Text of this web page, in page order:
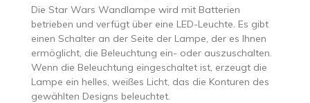
Die Star Wars Wandlampe wird mit Batterien
betrieben und verfügt über eine LED-Leuchte. Es gibt
einen Schalter an der Seite der Lampe, der es Ihnen
ermöglicht, die Beleuchtung ein- oder auszuschalten.
Wenn die Beleuchtung eingeschaltet ist, erzeugt die
Lampe ein helles, weißes Licht, das die Konturen des
gewählten Designs beleuchtet.